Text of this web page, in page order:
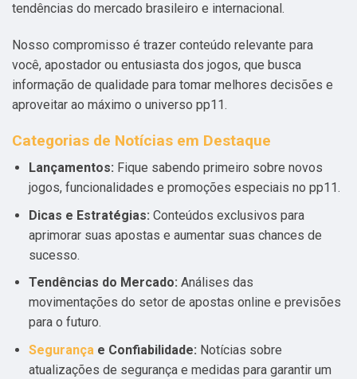
tendências do mercado brasileiro e internacional.
Nosso compromisso é trazer conteúdo relevante para
você, apostador ou entusiasta dos jogos, que busca
informação de qualidade para tomar melhores decisões e
aproveitar ao máximo o universo pp11.
Categorias de Notícias em Destaque
Lançamentos: Fique sabendo primeiro sobre novos
jogos, funcionalidades e promoções especiais no pp11.
Dicas e Estratégias: Conteúdos exclusivos para
aprimorar suas apostas e aumentar suas chances de
sucesso.
Tendências do Mercado: Análises das
movimentações do setor de apostas online e previsões
para o futuro.
Segurançae Confiabilidade: Notícias sobre
atualizações de segurança e medidas para garantir um